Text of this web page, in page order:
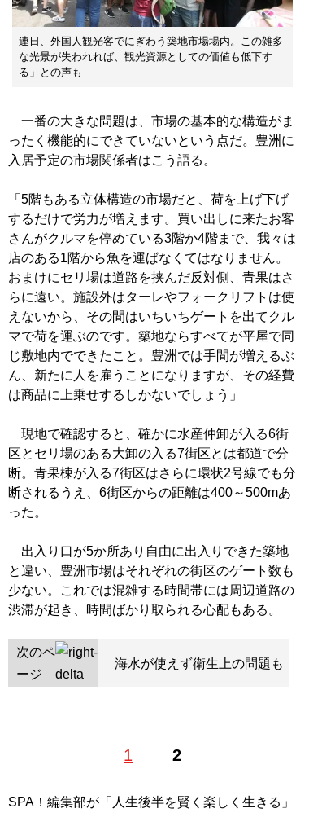
連日、外国人観光客でにぎわう築地市場場内。この雑多
な光景が失われれば、観光資源としての価値も低下す
る」との声も
一番の大きな問題は、市場の基本的な構造がま
ったく機能的にできていないという点だ。豊洲に
入居予定の市場関係者はこう語る。
「5階もある立体構造の市場だと、荷を上げ下げ
するだけで労力が増えます。買い出しに来たお客
さんがクルマを停めている3階か4階まで、我々は
店のある1階から魚を運ばなくてはなりません。
おまけにセリ場は道路を挟んだ反対側、青果はさ
らに遠い。施設外はターレやフォークリフトは使
えないから、その間はいちいちゲートを出てクル
マで荷を運ぶのです。築地ならすべてが平屋で同
じ敷地内でできたこと。豊洲では手間が増えるぶ
ん、新たに人を雇うことになりますが、その経費
は商品に上乗せするしかないでしょう」
現地で確認すると、確かに水産仲卸が入る6街
区とセリ場のある大卸の入る7街区とは都道で分
断。青果棟が入る7街区はさらに環状2号線でも分
断されるうえ、6街区からの距離は400～500mあ
った。
出入り口が5か所あり自由に出入りできた築地
と違い、豊洲市場はそれぞれの街区のゲート数も
少ない。これでは混雑する時間帯には周辺道路の
渋滞が起き、時間ばかり取られる心配もある。
次のペ
ージ
海水が使えず衛生上の問題も
1 2
SPA！編集部が「人生後半を賢く楽しく生きる」